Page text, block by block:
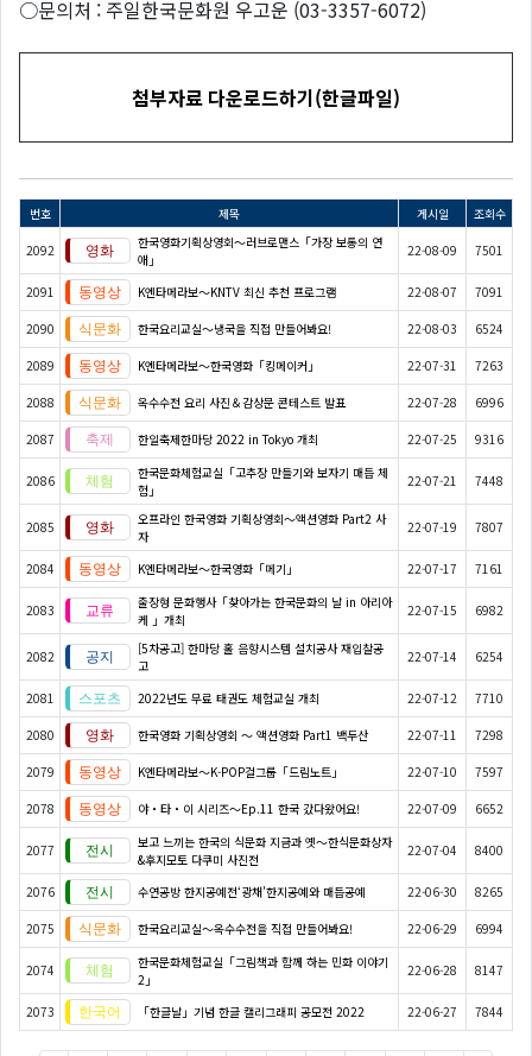
○문의처 : 주일한국문화원 우고운 (03-3357-6072)
첨부자료 다운로드하기(한글파일)
번호 제목 게시일 조회수
2092
한국영화기획상영회～러브로맨스「가장 보통의 연
애」
22-08-09 7501
2091 K엔타메라보～KNTV 최신 추천 프로그램 22-08-07 7091
2090 한국요리교실〜냉국을 직접 만들어봐요! 22-08-03 6524
2089 K엔타메라보～한국영화「킹메이커」 22-07-31 7263
2088 옥수수전 요리 사진＆감상문 콘테스트 발표 22-07-28 6996
2087 한일축제한마당 2022 in Tokyo 개최 22-07-25 9316
2086
한국문화체험교실「고추장 만들기와 보자기 매듭 체
험」
22-07-21 7448
2085
오프라인 한국영화 기획상영회～액션영화 Part2 사
자
22-07-19 7807
2084 K엔타메라보～한국영화「메기」 22-07-17 7161
2083
출장형 문화행사「찾아가는 한국문화의 날 in 아리아
케 」개최
22-07-15 6982
2082
[5차공고] 한마당 홀 음향시스템 설치공사 재입찰공
고
22-07-14 6254
2081 2022년도 무료 태권도 체험교실 개최 22-07-12 7710
2080 한국영화 기획상영회 ～ 액션영화 Part1 백두산 22-07-11 7298
2079 K엔타메라보～K-POP걸그룹「드림노트」 22-07-10 7597
2078 야・타・이 시리즈〜Ep.11 한국 갔다왔어요! 22-07-09 6652
2077
보고 느끼는 한국의 식문화 지금과 옛～한식문화상자
&후지모토 다쿠미 사진전
22-07-04 8400
2076 수연공방 한지공예전‘광채’한지공예와 매듭공예 22-06-30 8265
2075 한국요리교실〜옥수수전을 직접 만들어봐요! 22-06-29 6994
2074
한국문화체험교실「그림책과 함께 하는 민화 이야기
2」
22-06-28 8147
2073 「한글날」기념 한글 캘리그래피 공모전 2022 22-06-27 7844